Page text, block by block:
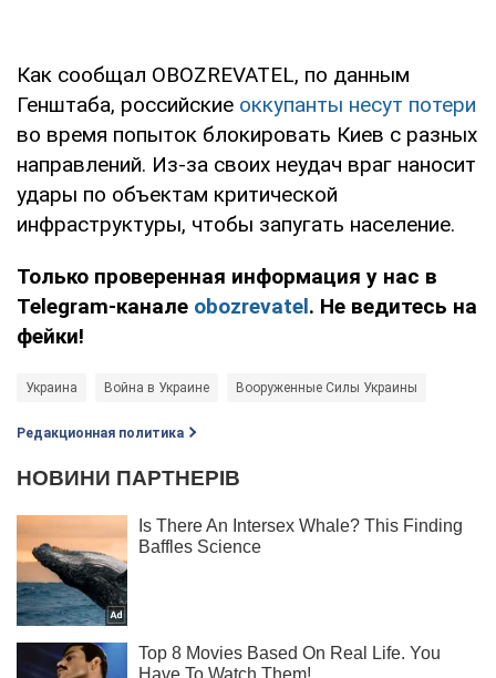
Как сообщал OBOZREVATEL, по данным
Генштаба, российские оккупанты несут потери
во время попыток блокировать Киев с разных
направлений. Из-за своих неудач враг наносит
удары по объектам критической
инфраструктуры, чтобы запугать население.
Только проверенная информация у нас в
Telegram-канале obozrevatel. Не ведитесь на
фейки!
Украина Война в Украине Вооруженные Силы Украины
Редакционная политика